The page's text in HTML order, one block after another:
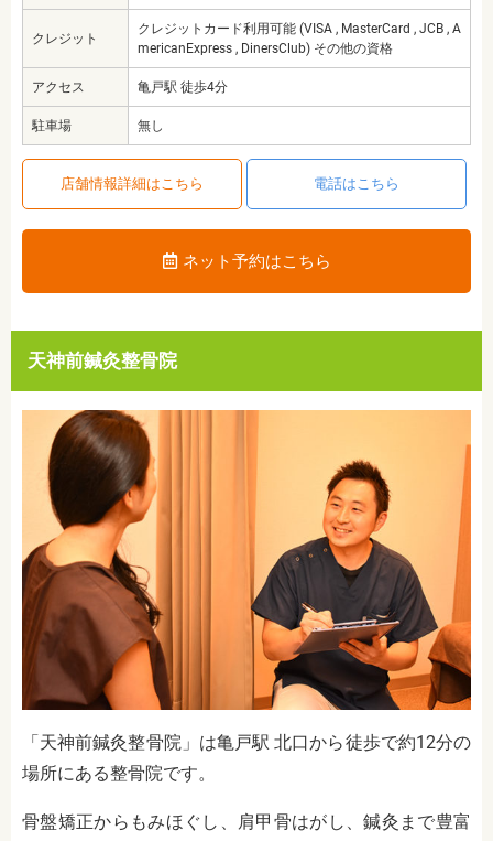
クレジット
クレジットカード利用可能 (VISA , MasterCard , JCB , A
mericanExpress , DinersClub) その他の資格
アクセス 亀戸駅 徒歩4分
駐車場 無し
店舗情報詳細はこちら 電話はこちら
ネット予約はこちら
天神前鍼灸整骨院
「天神前鍼灸整骨院」は亀戸駅 北口から徒歩で約12分の
場所にある整骨院です。
骨盤矯正からもみほぐし、肩甲骨はがし、鍼灸まで豊富